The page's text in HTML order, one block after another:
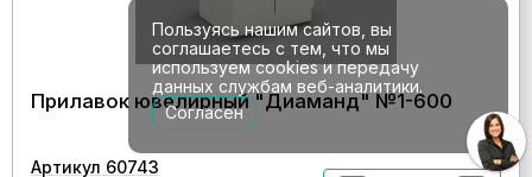
Прилавок ювелирный "Диаманд" №1-600
Артикул 60743
Пользуясь нашим сайтов, вы
соглашаетесь с тем, что мы
используем cookies и передачу
данных службам веб-аналитики.
Согласен